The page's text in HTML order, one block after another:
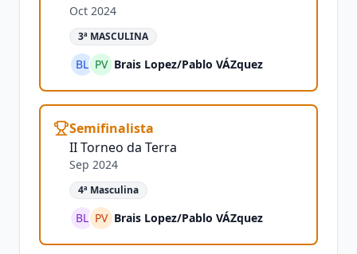
Oct 2024
3ª MASCULINA
BL PV Brais Lopez/Pablo VÁZquez
Semifinalista
II Torneo da Terra
Sep 2024
4ª Masculina
BL PV Brais Lopez/Pablo VÁZquez